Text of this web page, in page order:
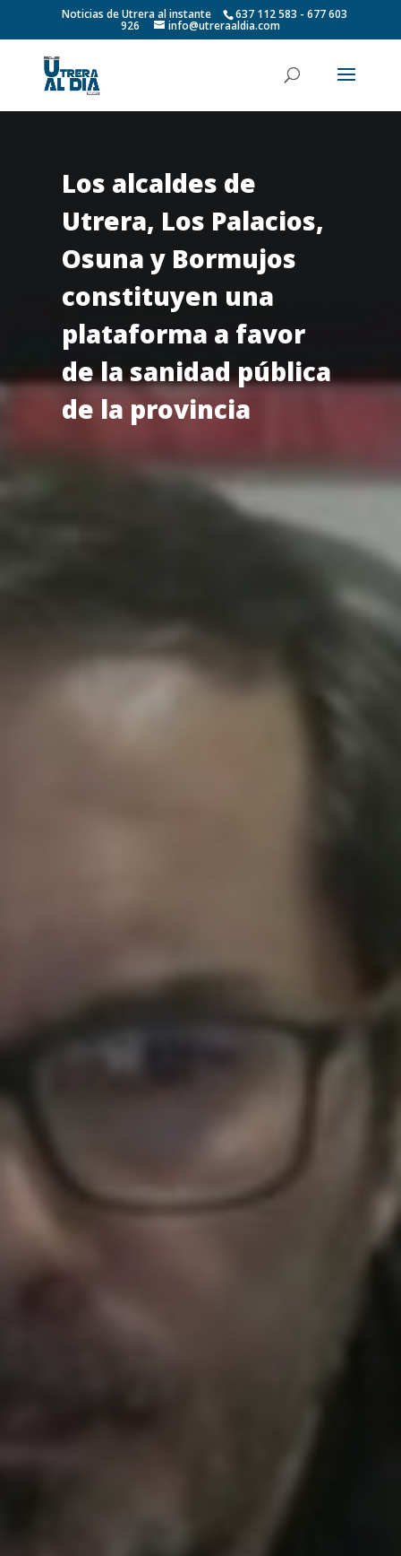
Noticias de Utrera al instante 637 112 583 - 677 603
926 info@utreraaldia.com
Los alcaldes de
Utrera, Los Palacios,
Osuna y Bormujos
constituyen una
plataforma a favor
de la sanidad pública
de la provincia